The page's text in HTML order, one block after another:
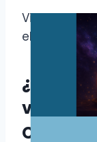
Viene un
el producto
¿De qué
varitas